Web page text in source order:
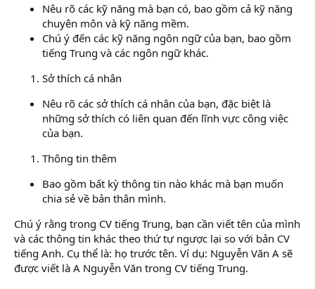
Nêu rõ các kỹ năng mà bạn có, bao gồm cả kỹ năng
chuyên môn và kỹ năng mềm.
Chú ý đến các kỹ năng ngôn ngữ của bạn, bao gồm
tiếng Trung và các ngôn ngữ khác.
Sở thích cá nhân
Nêu rõ các sở thích cá nhân của bạn, đặc biệt là
những sở thích có liên quan đến lĩnh vực công việc
của bạn.
Thông tin thêm
Bao gồm bất kỳ thông tin nào khác mà bạn muốn
chia sẻ về bản thân mình.
Chú ý rằng trong CV tiếng Trung, bạn cần viết tên của mình
và các thông tin khác theo thứ tự ngược lại so với bản CV
tiếng Anh. Cụ thể là: họ trước tên. Ví dụ: Nguyễn Văn A sẽ
được viết là A Nguyễn Văn trong CV tiếng Trung.